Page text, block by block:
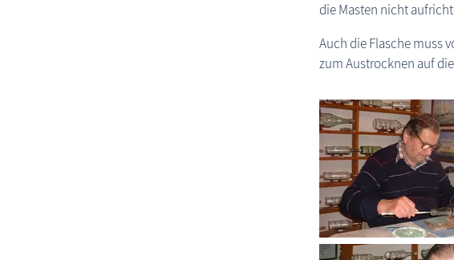
die Masten nicht
Auch die Flasche muss
zum Austrocknen auf